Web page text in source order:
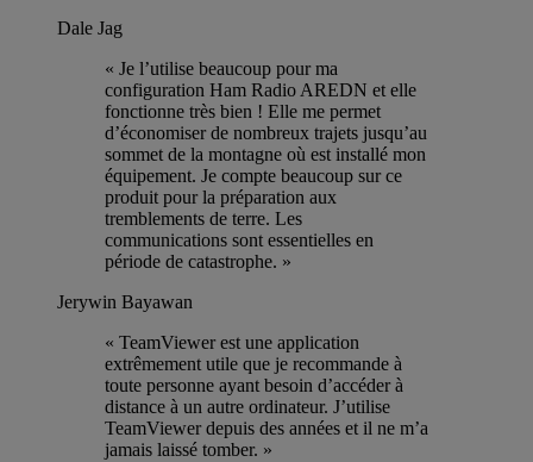
Dale Jag
« Je l’utilise beaucoup pour ma
configuration Ham Radio AREDN et elle
fonctionne très bien ! Elle me permet
d’économiser de nombreux trajets jusqu’au
sommet de la montagne où est installé mon
équipement. Je compte beaucoup sur ce
produit pour la préparation aux
tremblements de terre. Les
communications sont essentielles en
période de catastrophe. »
Jerywin Bayawan
« TeamViewer est une application
extrêmement utile que je recommande à
toute personne ayant besoin d’accéder à
distance à un autre ordinateur. J’utilise
TeamViewer depuis des années et il ne m’a
jamais laissé tomber. »